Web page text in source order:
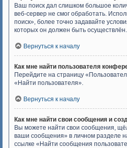
Ваш поиск дал слишком большое
веб-сервер не смог обработать.
поиск», более точно задавайте
которых он должен быть осуществлён.
Вернуться к началу
Как мне найти пользователя
Перейдите на страницу
«Найти пользователя».
Вернуться к началу
Как мне найти свои сообщения и
Вы можете найти свои сообщения,
ваши сообщения» в личном разделе
ссылке «Найти сообщения